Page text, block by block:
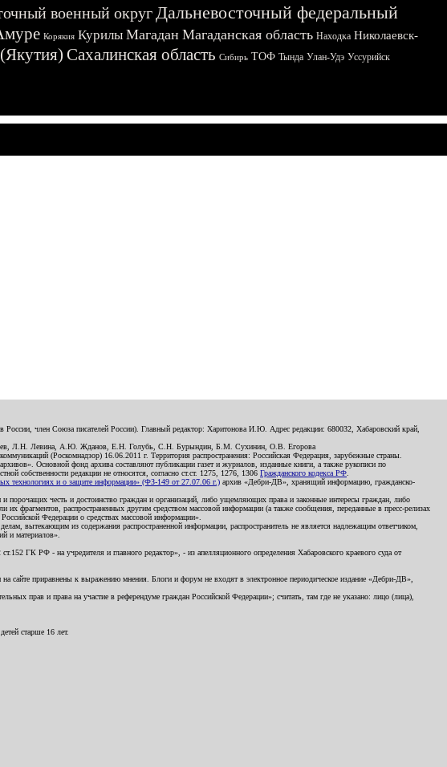
военный округДальневосточный федеральный
Корякия Курилы Магадан Магаданская область Находка Николаевск-
Сахалинская область Сибирь ТОФ Тында Улан-Удэ Уссурийск
член Союза писателей России). Главный редактор: Харитонова И.Ю. Адрес редакции: 680032, Хабаровский край,
Л.Н. Левина, А.Ю. Жданов, Е.Н. Голубь, С.Н. Бурындин, Б.М. Сухинин, О.В. Егорова
(Роскомнадзор) 16.06.2011 г. Территория распространения: Российская Федерация, зарубежные страны.
архивов». Основной фонд архива составляют публикации газет и журналов, изданные книги, а также рукописи по
собственности редакции не относятся, согласно ст.ст. 1275, 1276, 1306 Гражданского кодекса РФ
технологиях и о защите информации» (ФЗ-149 от 27.07.06 г.) архив «Дебри-ДВ», хранящий информацию, гражданско-
порочащих честь и достоинство граждан и организаций, либо ущемляющих права и законные интересы граждан, либо
фрагментов, распространенных другим средством массовой информации (а также сообщения, переданные в пресс-релизах
Федерации о средствах массовой информации».
вытекающим из содержания распространенной информации, распространитель не является надлежащим ответчиком,
и материалов».
ГК РФ - на учредителя и главного редактор», - из апелляционного определения Хабаровского краевого суда от
сайте приравнены к выражению мнения. Блоги и форум не входят в электронное периодическое издание «Дебри-ДВ»,
прав и права на участие в референдуме граждан Российской Федерации»; считать, там где не указано: лицо (лица),
старше 16 лет.